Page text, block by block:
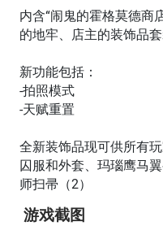
内含“闹鬼的霍格莫德商
的地牢、店主的装饰品
新功能包括：
-拍照模式
-天赋重置
全新装饰品现可供所有
囚服和外套、玛瑙鹰马
师扫帚（2）
游戏截图